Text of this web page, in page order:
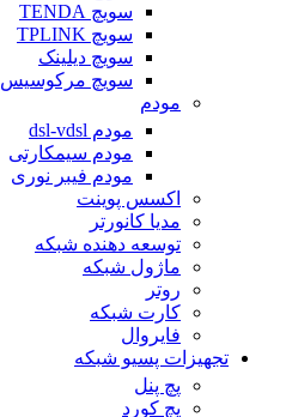
سویچ TENDA
سویچ TPLINK
سویچ دیلینک
سویچ مرکوسیس
مودم
مودم dsl-vdsl
مودم سیمکارتی
مودم فیبر نوری
اکسس پوینت
مدیا کانورتر
توسعه دهنده شبکه
ماژول شبکه
روتر
کارت شبکه
فایروال
تجهیزات پسیو شبکه
پچ پنل
پچ کورد